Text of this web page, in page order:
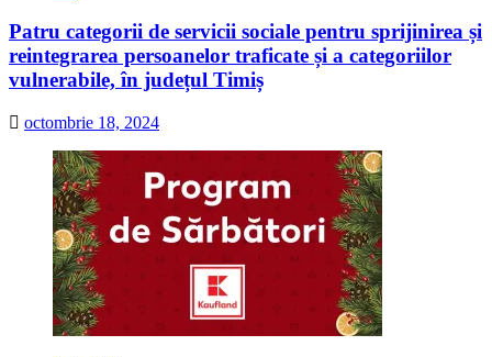
Patru categorii de servicii sociale pentru sprijinirea și
reintegrarea persoanelor traficate și a categoriilor
vulnerabile, în județul Timiș
octombrie 18, 2024